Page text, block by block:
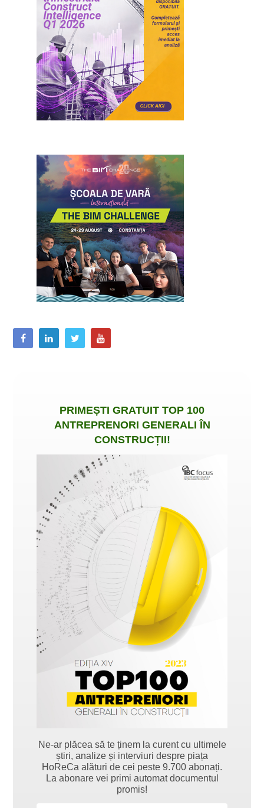
PRIMEȘTI GRATUIT TOP 100
ANTREPRENORI GENERALI ÎN
CONSTRUCȚII!
Ne-ar plăcea să te ținem la curent cu ultimele
știri, analize și interviuri despre piața
HoReCa alături de cei peste 9.700 abonați.
La abonare vei primi automat documentul
promis!